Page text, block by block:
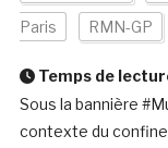
Paris RMN-GP
Temps de
Sous la bannière
contexte du